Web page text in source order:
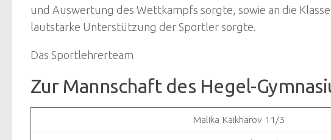
und Auswertung des Wettkampfs sorgte, sowie an die
lautstarke Unterstützung der Sportler sorgte.
Das Sportlehrerteam
Zur Mannschaft des Hegel-
Malika Kaikharov 11/3